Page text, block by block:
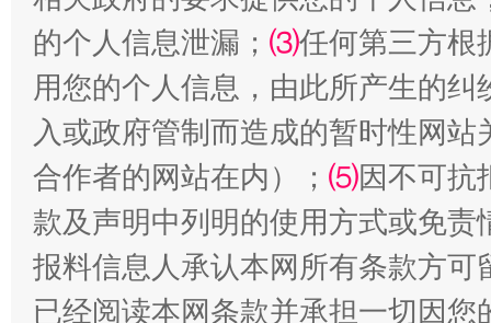
生
的个人信息泄漏； ⑶任何第三方根
用您的个人信息，由此所产生的纠
入或政府管制而造成的暂时性网
合作者的网站在内）； ⑸因不可抗
款及声明中列明的使用方式或免责
报料信息人承认本网所有条款方
已经阅读本网条款并承担一切因